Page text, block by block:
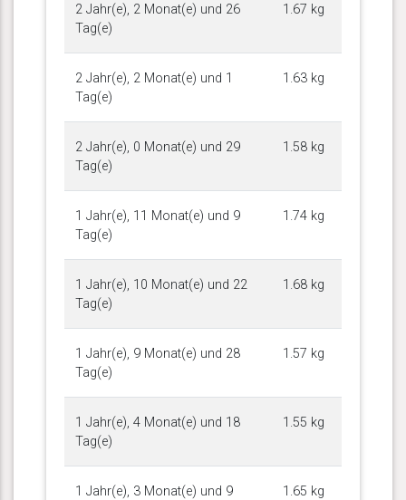
2 Jahr(e), 2 Monat(e) und 26
Tag(e)
1.67 kg
2 Jahr(e), 2 Monat(e) und 1
Tag(e)
1.63 kg
2 Jahr(e), 0 Monat(e) und 29
Tag(e)
1.58 kg
1 Jahr(e), 11 Monat(e) und 9
Tag(e)
1.74 kg
1 Jahr(e), 10 Monat(e) und 22
Tag(e)
1.68 kg
1 Jahr(e), 9 Monat(e) und 28
Tag(e)
1.57 kg
1 Jahr(e), 4 Monat(e) und 18
Tag(e)
1.55 kg
1 Jahr(e), 3 Monat(e) und 9
1.65 kg